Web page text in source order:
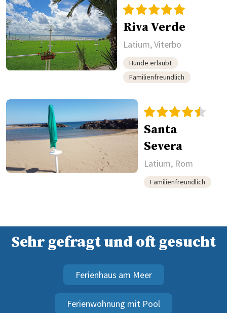
Riva Verde
Latium, Viterbo
Hunde erlaubt
Familienfreundlich
Santa
Severa
Latium, Rom
Familienfreundlich
Sehr gefragt und oft gesucht
Ferienhaus am Meer
Ferienwohnung mit Pool